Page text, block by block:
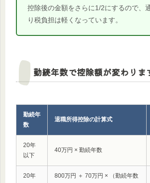
控除後の金額をさらに1/2にするので、
り税負担は軽くなっています。
勤続年数で控除額が変わりま
勤続年
数
退職所得控除の計算式
20年
以下
40万円 × 勤続年数
20年
800万円 ＋ 70万円 × （勤続年数